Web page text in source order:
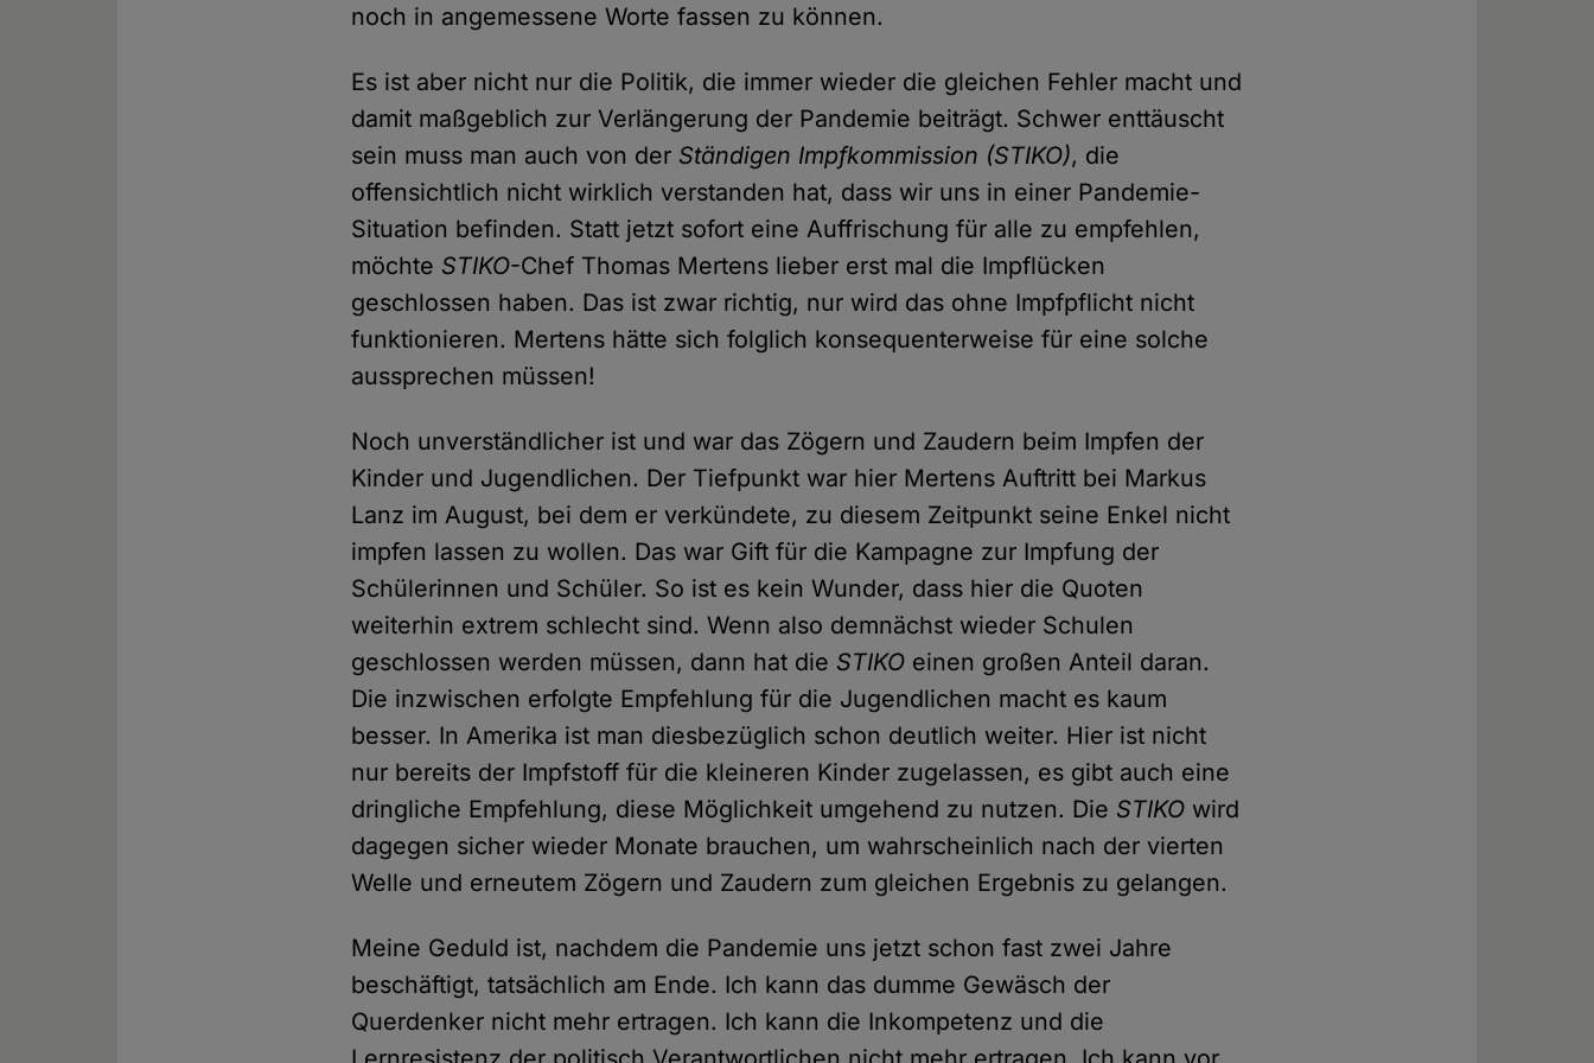
noch in angemessene Worte fassen zu können.
Es ist aber nicht nur die Politik, die immer wieder die gleichen Fehler macht und
damit maßgeblich zur Verlängerung der Pandemie beiträgt. Schwer enttäuscht
sein muss man auch von der Ständigen Impfkommission (STIKO), die
offensichtlich nicht wirklich verstanden hat, dass wir uns in einer Pandemie-
Situation befinden. Statt jetzt sofort eine Auffrischung für alle zu empfehlen,
möchte STIKO-Chef Thomas Mertens lieber erst mal die Impflücken
geschlossen haben. Das ist zwar richtig, nur wird das ohne Impfpflicht nicht
funktionieren. Mertens hätte sich folglich konsequenterweise für eine solche
aussprechen müssen!
Noch unverständlicher ist und war das Zögern und Zaudern beim Impfen der
Kinder und Jugendlichen. Der Tiefpunkt war hier Mertens Auftritt bei Markus
Lanz im August, bei dem er verkündete, zu diesem Zeitpunkt seine Enkel nicht
impfen lassen zu wollen. Das war Gift für die Kampagne zur Impfung der
Schülerinnen und Schüler. So ist es kein Wunder, dass hier die Quoten
weiterhin extrem schlecht sind. Wenn also demnächst wieder Schulen
geschlossen werden müssen, dann hat die STIKO einen großen Anteil daran.
Die inzwischen erfolgte Empfehlung für die Jugendlichen macht es kaum
besser. In Amerika ist man diesbezüglich schon deutlich weiter. Hier ist nicht
nur bereits der Impfstoff für die kleineren Kinder zugelassen, es gibt auch eine
dringliche Empfehlung, diese Möglichkeit umgehend zu nutzen. Die STIKO wird
dagegen sicher wieder Monate brauchen, um wahrscheinlich nach der vierten
Welle und erneutem Zögern und Zaudern zum gleichen Ergebnis zu gelangen.
Meine Geduld ist, nachdem die Pandemie uns jetzt schon fast zwei Jahre
beschäftigt, tatsächlich am Ende. Ich kann das dumme Gewäsch der
Querdenker nicht mehr ertragen. Ich kann die Inkompetenz und die